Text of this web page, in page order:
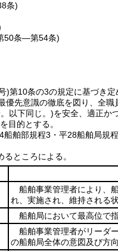
条)
50条―第54条)
)第10条の3の規定に基づき定
優先意識の徹底を図り、全
以下同じ。)を安全、適正か
目的とする。
舶部規程3・平28船舶局規
るところによる。
船舶事業管理者により、
れ、実施され、維持される
船舶局において最高位で
船舶事業管理者がリーダ
の船舶局全体の意図及び方